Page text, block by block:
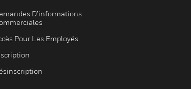
D’informations
Pour Les Employés